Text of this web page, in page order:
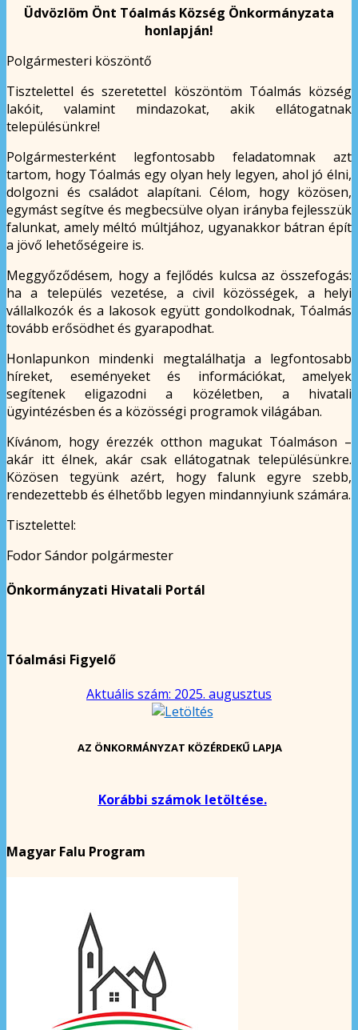
Üdvözlöm Önt Tóalmás Község Önkormányzata
honlapján!
Polgármesteri köszöntő
Tisztelettel és szeretettel köszöntöm Tóalmás község
lakóit, valamint mindazokat, akik ellátogatnak
településünkre!
Polgármesterként legfontosabb feladatomnak azt
tartom, hogy Tóalmás egy olyan hely legyen, ahol jó élni,
dolgozni és családot alapítani. Célom, hogy közösen,
egymást segítve és megbecsülve olyan irányba fejlesszük
falunkat, amely méltó múltjához, ugyanakkor bátran épít
a jövő lehetőségeire is.
Meggyőződésem, hogy a fejlődés kulcsa az összefogás:
ha a település vezetése, a civil közösségek, a helyi
vállalkozók és a lakosok együtt gondolkodnak, Tóalmás
tovább erősödhet és gyarapodhat.
Honlapunkon mindenki megtalálhatja a legfontosabb
híreket, eseményeket és információkat, amelyek
segítenek eligazodni a közéletben, a hivatali
ügyintézésben és a közösségi programok világában.
Kívánom, hogy érezzék otthon magukat Tóalmáson –
akár itt élnek, akár csak ellátogatnak településünkre.
Közösen tegyünk azért, hogy falunk egyre szebb,
rendezettebb és élhetőbb legyen mindannyiunk számára.
Tisztelettel:
Fodor Sándor polgármester
Önkormányzati Hivatali Portál
Tóalmási Figyelő
Aktuális szám: 2025. augusztus
AZ ÖNKORMÁNYZAT KÖZÉRDEKŰ LAPJA
Korábbi számok letöltése.
Magyar Falu Program